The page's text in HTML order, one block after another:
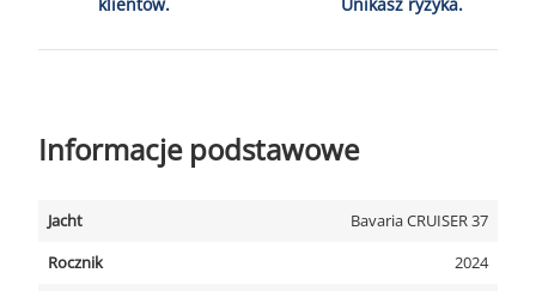
Informacje podstawowe
Jacht
Bavaria CRUISER 37
Rocznik
2024